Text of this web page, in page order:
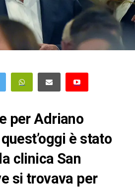
per Adriano
è stato
clinica San
si trovava per